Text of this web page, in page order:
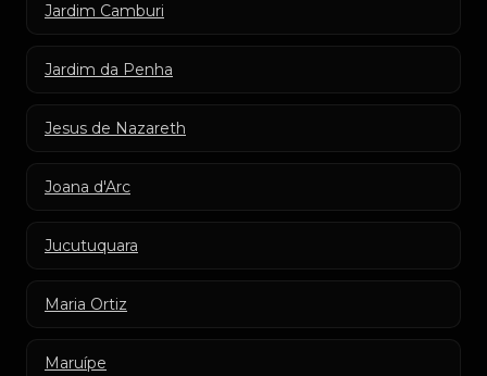
Jardim Camburi
Jardim da Penha
Jesus de Nazareth
Joana d'Arc
Jucutuquara
Maria Ortiz
Maruípe